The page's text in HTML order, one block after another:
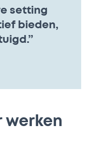
setting
bieden,